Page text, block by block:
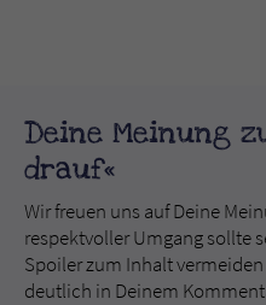
Deine Meinung
drauf«
Wir freuen uns auf Deine
respektvoller Umgang sollte
Spoiler zum Inhalt
deutlich in Deinem